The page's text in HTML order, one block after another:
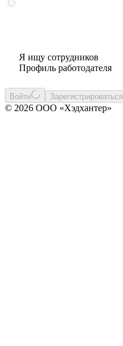
Я ищу сотрудников
Профиль работодателя
Войти Зарегистрироваться
© 2026 ООО «Хэдхантер»